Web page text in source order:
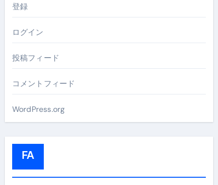
登録
ログイン
投稿フィード
コメントフィード
WordPress.org
FA